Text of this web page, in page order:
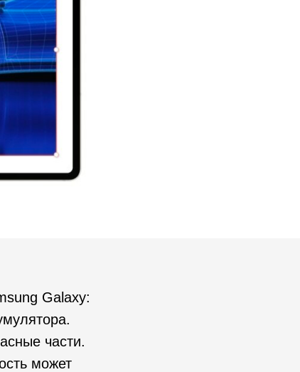
Galaxy:
части.
может